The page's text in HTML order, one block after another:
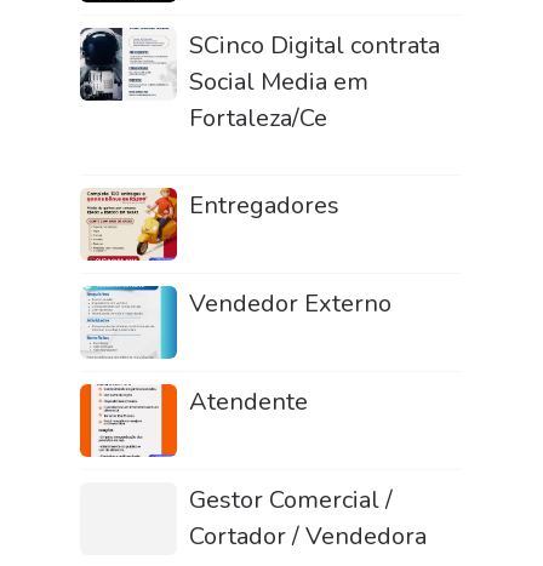
SCinco Digital contrata
Social Media em
Fortaleza/Ce
Entregadores
Vendedor Externo
Atendente
Gestor Comercial /
Cortador / Vendedora